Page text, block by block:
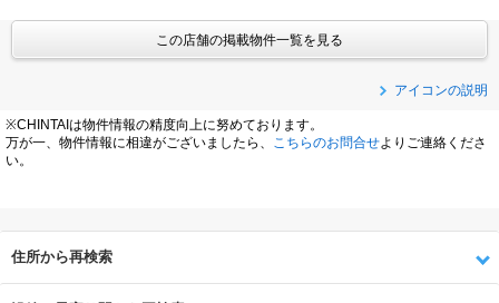
この店舗の掲載物件一覧を見る
アイコンの説明
※CHINTAIは物件情報の精度向上に努めております。
万が一、物件情報に相違がございましたら、
こちらのお問合せよりご連絡くださ
い。
住所から再検索